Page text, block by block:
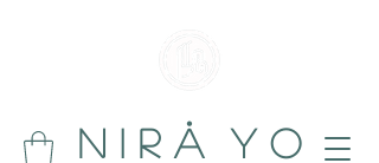
N i r å Y o